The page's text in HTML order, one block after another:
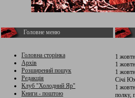
Головне меню
Головна сторінка
Архів
Розширений пошук
Редакція
Клуб "Холодний Яр"
Книги - поштою
1
1
1
Січі
1
полку,